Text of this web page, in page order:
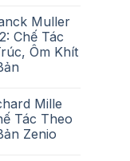
Muller
Chế Tác
Ôm Khít
Mille
Tác Theo
Zenio